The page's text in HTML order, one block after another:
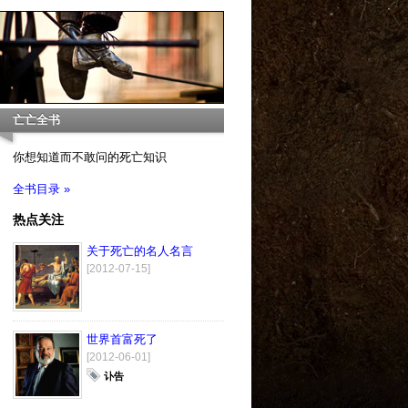
亡亡全书
你想知道而不敢问的死亡知识
全书目录 »
热点关注
关于死亡的名人名言
[2012-07-15]
世界首富死了
[2012-06-01]
讣告